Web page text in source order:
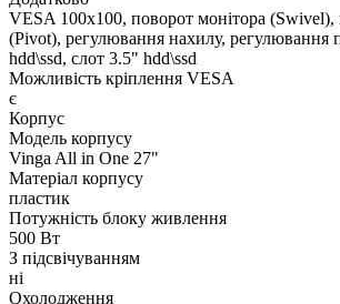
VESA 100x100, поворот монітора
(Pivot), регулювання нахилу, регулювання
hdd\ssd, слот 3.5" hdd\ssd
Можливість кріплення VESA
є
Корпус
Модель корпусу
Vinga All in One 27"
Матеріал корпусу
пластик
Потужність блоку живлення
500 Вт
З підсвічуванням
ні
Охолодження